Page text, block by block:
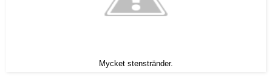
Mycket stenstränder.